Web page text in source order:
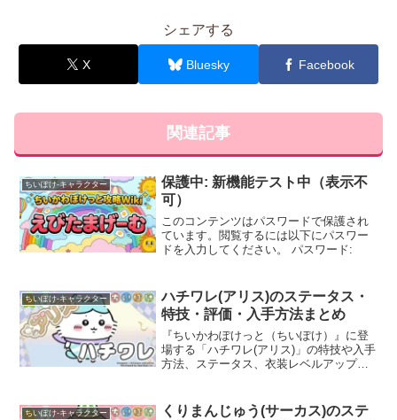
シェアする
X Bluesky Facebook
関連記事
ちいぽけ-キャラクター
保護中: 新機能テスト中（表示不
可）
このコンテンツはパスワードで保護され
ています。閲覧するには以下にパスワー
ドを入力してください。 パスワード:
ちいぽけ-キャラクター
ハチワレ(アリス)のステータス・
特技・評価・入手方法まとめ
『ちいかわぽけっと（ちいぽけ）』に登
場する「ハチワレ(アリス)」の特技や入手
方法、ステータス、衣装レベルアップ・
います。
ちいぽけ-キャラクター
くりまんじゅう(サーカス)のステ